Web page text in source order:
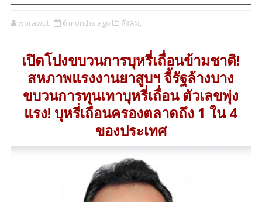
worawut 6 months ago สังคม,
เปิดโปงขบวนการบุหรี่เถื่อนข้ามชาติ!
สหภาพแรงงานยาสูบฯ จี้รัฐล้างบาง
ขบวนการทุนเทาบุหรี่เถื่อน ตัวเลขพุ่ง
แรง! บุหรี่เถื่อนครองตลาดถึง 1 ใน 4
ของประเทศ